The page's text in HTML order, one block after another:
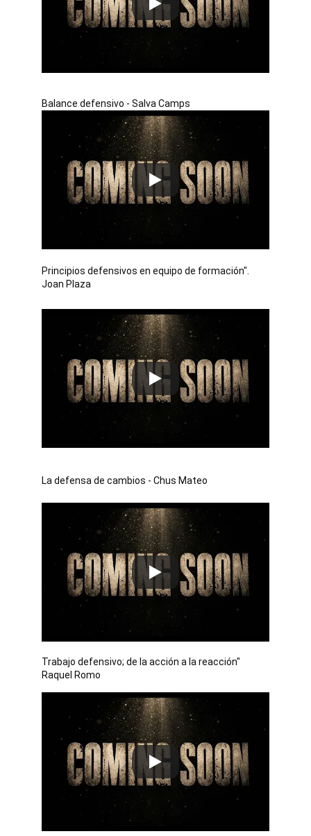
Trabajo defensivo; de la acción a la reacción"
Raquel Romo
Principios defensivos en equipo de formación".
Joan Plaza
Balance defensivo - Salva Camps
La defensa de cambios - Chus Mateo